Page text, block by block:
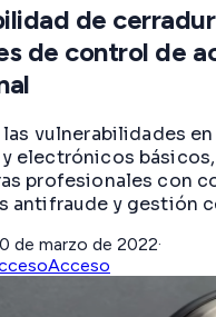
de
de control de
vulnerabilidades
electrónicos
profesionales con
antifraude y gestión
de marzo de 2022·
Acceso